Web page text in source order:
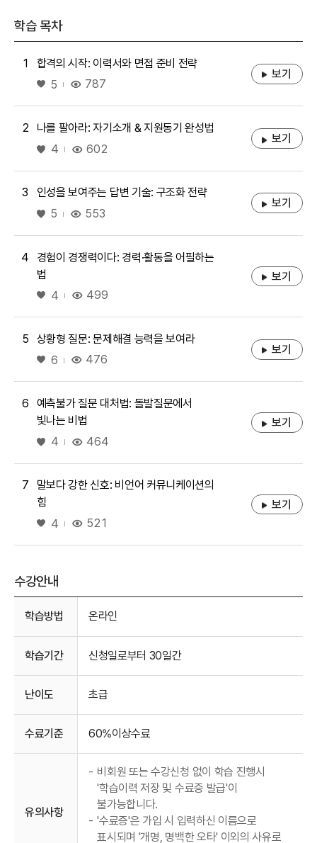
학습 목차
1
합격의 시작: 이력서와 면접 준비 전략
좋아요
5 787
보기
2
나를 팔아라: 자기소개 & 지원동기 완성법
좋아요
4 602
보기
3
인성을 보여주는 답변 기술: 구조화 전략
좋아요
5 553
보기
4
경험이 경쟁력이다: 경력·활동을 어필하는
법
좋아요
4 499
보기
5
상황형 질문: 문제해결 능력을 보여라
좋아요
6 476
보기
6
예측불가 질문 대처법: 돌발질문에서
빛나는 비법
좋아요
4 464
보기
7
말보다 강한 신호: 비언어 커뮤니케이션의
힘
좋아요
4 521
보기
수강안내
학습방법 온라인
학습기간 신청일로부터 30일간
난이도 초급
수료기준 60%이상수료
유의사항
- 비회원 또는 수강신청 없이 학습 진행시
'학습이력 저장 및 수료증 발급'이
불가능합니다.
- '수료증'은 가입 시 입력하신 이름으로
표시되며 '개명, 명백한 오타' 이외의 사유로